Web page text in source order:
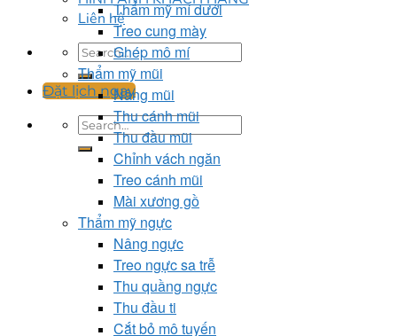
Liên hệ
Đặt lịch ngay
Thẩm mỹ mí dưới
Treo cung mày
Ghép mô mí
Thẩm mỹ mũi
Nâng mũi
Thu cánh mũi
Thu đầu mũi
Chỉnh vách ngăn
Treo cánh mũi
Mài xương gồ
Thẩm mỹ ngực
Nâng ngực
Treo ngực sa trễ
Thu quầng ngực
Thu đầu ti
Cắt bỏ mô tuyến